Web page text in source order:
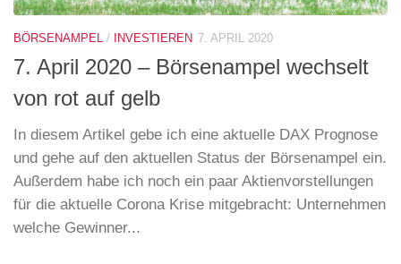
BÖRSENAMPEL / INVESTIEREN 7. APRIL 2020
7. April 2020 – Börsenampel wechselt
von rot auf gelb
In diesem Artikel gebe ich eine aktuelle DAX Prognose
und gehe auf den aktuellen Status der Börsenampel ein.
Außerdem habe ich noch ein paar Aktienvorstellungen
für die aktuelle Corona Krise mitgebracht: Unternehmen
welche Gewinner...